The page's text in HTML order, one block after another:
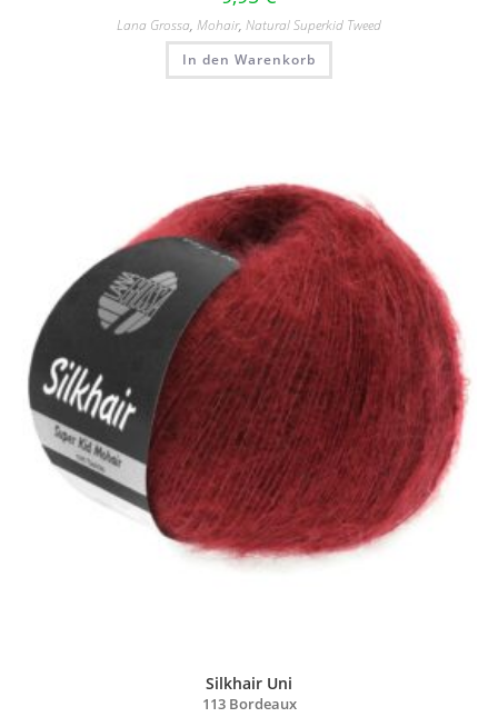
Lana Grossa, Mohair, Natural Superkid Tweed
In den Warenkorb
Silkhair Uni
113 Bordeaux